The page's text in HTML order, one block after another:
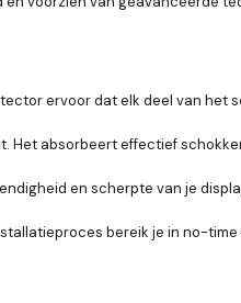
ervoor dat elk deel van het
Het absorbeert effectief
en scherpte van je
bereik je in no-